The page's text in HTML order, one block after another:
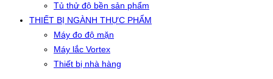
Tủ thử độ bền sản phẩm
THIẾT BỊ NGÀNH THỰC PHẨM
Máy đo độ mặn
Máy lắc Vortex
Thiết bị nhà hàng